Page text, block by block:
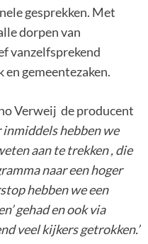
gesprekken. Met
dorpen van
vanzelfsprekend
gemeentezaken.
Verweij de producent
inmiddels hebben we
aan te trekken , die
naar een hoger
hebben we een
gehad en ook via
veel kijkers getrokken.’